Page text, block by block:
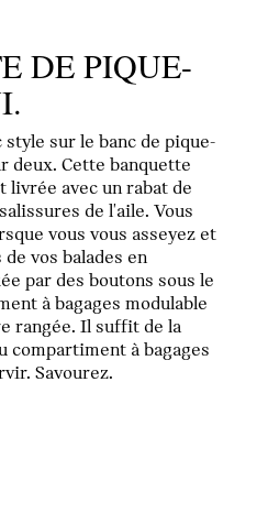
DE PIQUE-
style sur le banc de pique-
deux. Cette banquette
livrée avec un rabat de
de l'aile. Vous
vous vous asseyez et
vos balades en
par des boutons sous le
à bagages modulable
rangée. Il suffit de la
compartiment à bagages
Savourez.